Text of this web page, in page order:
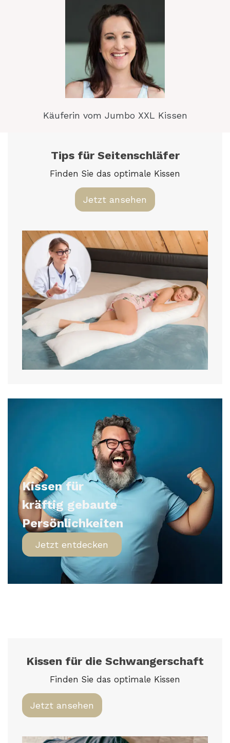
Käuferin vom Jumbo XXL Kissen
Tips für Seitenschläfer
Finden Sie das optimale Kissen
Jetzt ansehen
Kissenfür
kräftig gebaute
Persönlichkeiten
Jetzt entdecken
Kissen für die Schwangerschaft
Finden Sie das optimale Kissen
Jetzt ansehen